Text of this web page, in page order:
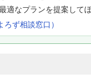
適なプランを提案して
ず相談窓口）